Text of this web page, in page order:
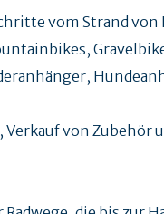
vom Strand
von Zubehör